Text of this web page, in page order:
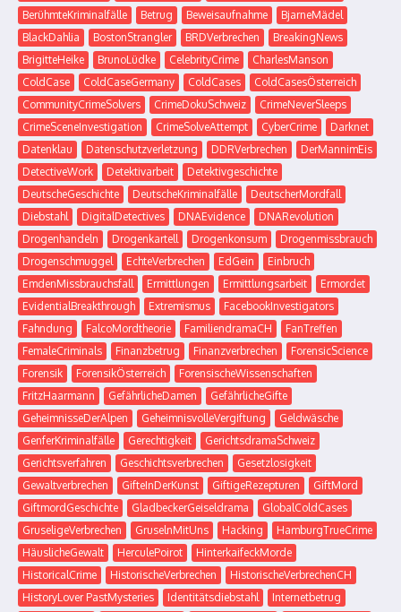
BerühmteKriminalfälle
Betrug Beweisaufnahme
BjarneMädel
BlackDahlia
BostonStrangler BRDVerbrechen
BreakingNews
BrigitteHeike
BrunoLüdke CelebrityCrime
CharlesManson
ColdCase
ColdCaseGermany ColdCases
ColdCasesÖsterreich
CommunityCrimeSolvers
CrimeDokuSchweiz
CrimeNeverSleeps
CrimeSceneInvestigation
CrimeSolveAttempt CyberCrime
Darknet
Datenklau
Datenschutzverletzung DDRVerbrechen
DerMannimEis
DetectiveWork
Detektivarbeit
Detektivgeschichte
DeutscheGeschichte
DeutscheKriminalfälle
DeutscherMordfall
Diebstahl
DigitalDetectives DNAEvidence
DNARevolution
Drogenhandeln
Drogenkartell Drogenkonsum
Drogenmissbrauch
Drogenschmuggel
EchteVerbrechen EdGein
Einbruch
EmdenMissbrauchsfall
Ermittlungen Ermittlungsarbeit
Ermordet
EvidentialBreakthrough
Extremismus
FacebookInvestigators
Fahndung
FalcoMordtheorie FamiliendramaCH
FanTreffen
FemaleCriminals
Finanzbetrug Finanzverbrechen
ForensicScience
Forensik
ForensikÖsterreich
ForensischeWissenschaften
FritzHaarmann
GefährlicheDamen
GefährlicheGifte
GeheimnisseDerAlpen
GeheimnisvolleVergiftung
Geldwäsche
GenferKriminalfälle
Gerechtigkeit
GerichtsdramaSchweiz
Gerichtsverfahren
Geschichtsverbrechen
Gesetzlosigkeit
Gewaltverbrechen
GifteInDerKunst GiftigeRezepturen
GiftMord
GiftmordGeschichte
GladbeckerGeiseldrama
GlobalColdCases
GruseligeVerbrechen
GruselnMitUns Hacking
HamburgTrueCrime
HäuslicheGewalt
HerculePoirot
HinterkaifeckMorde
HistoricalCrime
HistorischeVerbrechen
HistorischeVerbrechenCH
HistoryLover PastMysteries
Identitätsdiebstahl
Internetbetrug